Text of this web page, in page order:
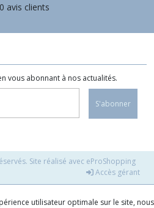
avis clients
vous abonnant à nos actualités.
S'abonner
Site réalisé avec eProShopping
Accès gérant
utilisateur optimale sur le site, nous